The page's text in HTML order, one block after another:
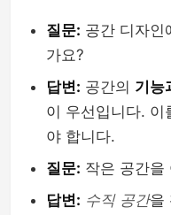
질문: 공간 디자인
가요?
답변: 공간의 기능
이 우선입니다. 이
야 합니다.
질문: 작은 공간을
답변: 수직 공간을